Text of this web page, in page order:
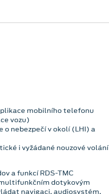
mobilního telefonu
vozu)
o nebezpečí v okolí (LHI) a
i vyžádané nouzové volání
a funkcí RDS-TMC
dotykovým
navigaci, audiosystém,